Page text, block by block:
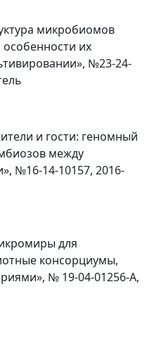
микробиомов
их
№23-24-
и гости: геномный
между
№16-14-10157, 2016-
для
консорциумы,
№ 19-04-01256-А,